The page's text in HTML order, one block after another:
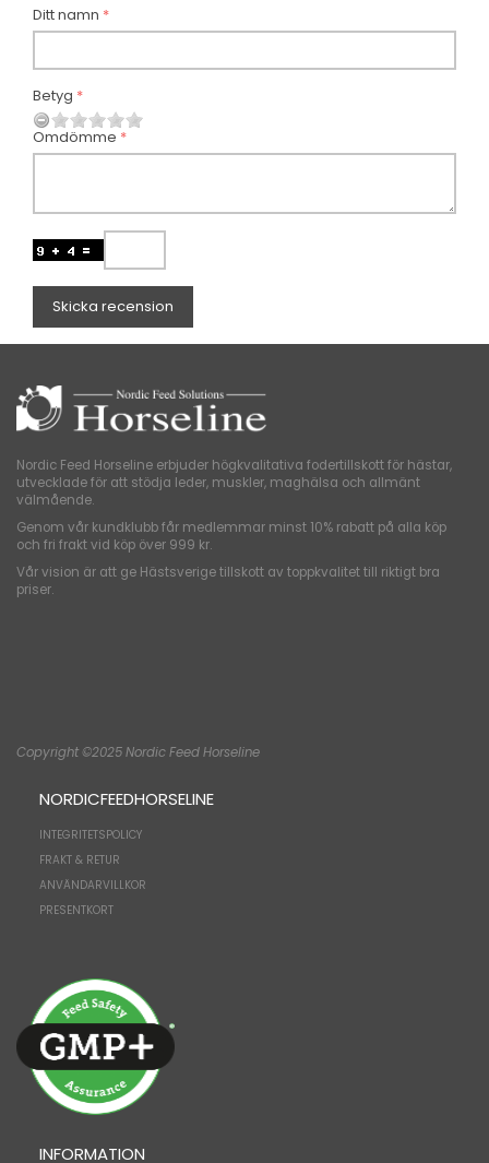
Ditt namn
Betyg
Omdömme
Skicka recension
Nordic Feed Horseline erbjuder högkvalitativa fodertillskott för hästar,
utvecklade för att stödja leder, muskler, maghälsa och allmänt
välmående.
Genom vår kundklubb får medlemmar minst 10% rabatt på alla köp
och fri frakt vid köp över 999 kr.
Vår vision är att ge Hästsverige tillskott av toppkvalitet till riktigt bra
priser.
Copyright ©2025 Nordic Feed Horseline
NORDICFEEDHORSELINE
INTEGRITETSPOLICY
FRAKT & RETUR
ANVÄNDARVILLKOR
PRESENTKORT
INFORMATION